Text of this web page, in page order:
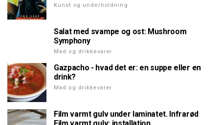
Kunst og underholdning
Salat med svampe og ost: Mushroom
Symphony
Mad og drikkevarer
Gazpacho - hvad det er: en suppe eller en
drink?
Mad og drikkevarer
Film varmt gulv under laminatet. Infrarød